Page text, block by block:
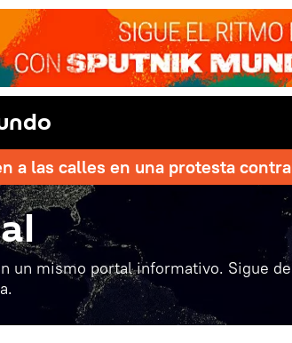
a las calles en una protesta
un mismo portal informativo. Sigue